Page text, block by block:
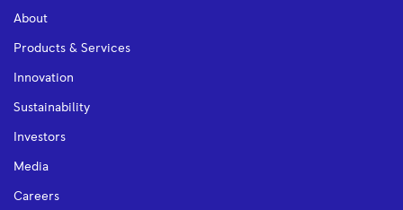
About
Products & Services
Innovation
Sustainability
Investors
Media
Careers